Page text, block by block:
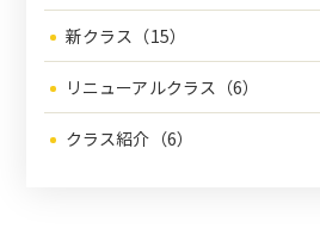
新クラス（15）
リニューアルクラス（6）
クラス紹介（6）